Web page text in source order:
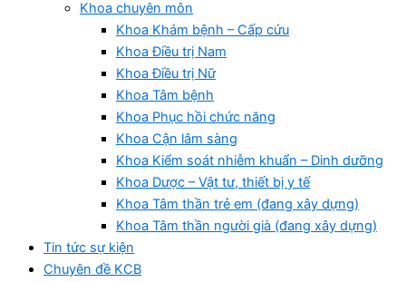
Khoa chuyên môn
Khoa Khám bệnh – Cấp cứu
Khoa Điều trị Nam
Khoa Điều trị Nữ
Khoa Tâm bệnh
Khoa Phục hồi chức năng
Khoa Cận lâm sàng
Khoa Kiểm soát nhiễm khuẩn – Dinh dưỡng
Khoa Dược – Vật tư, thiết bị y tế
Khoa Tâm thần trẻ em (đang xây dựng)
Khoa Tâm thần người già (đang xây dựng)
Tin tức sự kiện
Chuyên đề KCB